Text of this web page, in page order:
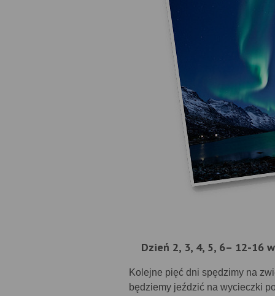
Dzień 2, 3, 4, 5, 6– 12-16
Kolejne pięć dni spędzimy na
będziemy jeździć na wycieczki